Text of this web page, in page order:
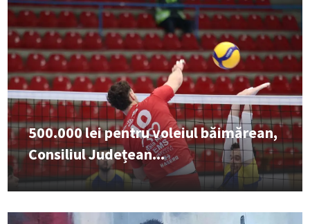
500.000 lei pentru voleiul băimărean,
Consiliul Județean...